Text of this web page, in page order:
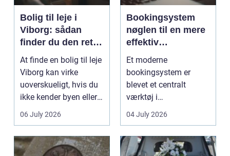
Bolig til leje i
Viborg: sådan
finder du den rette
lejlighed
At finde en bolig til leje
Viborg kan virke
uoverskueligt, hvis du
ikke kender byen eller
det lokale...
06 July 2026
Bookingsystem
nøglen til en mere
effektiv
klinikhverdag
Et moderne
bookingsystem er
blevet et centralt
værktøj i
sundhedssektoren.
Klinikker, praksis og
beh...
04 July 2026